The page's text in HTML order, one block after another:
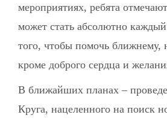
мероприятиях, ребята
может стать абсолютно
того, чтобы помочь ближнему,
кроме доброго сердца и
В ближайших планах –
Круга, нацеленного на поиск